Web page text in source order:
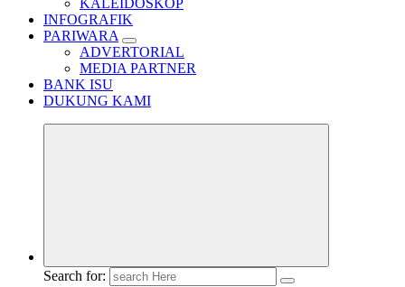
KALEIDOSKOP
INFOGRAFIK
PARIWARA
ADVERTORIAL
MEDIA PARTNER
BANK ISU
DUKUNG KAMI
Search for: